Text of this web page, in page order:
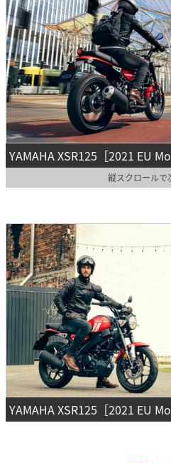
YAMAHA XSR125［2021 EU
縦スクロールで
YAMAHA XSR125［2021 EU